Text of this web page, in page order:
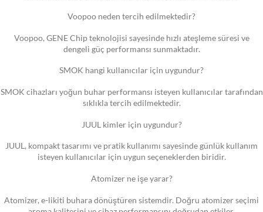
Voopoo neden tercih edilmektedir?
Voopoo, GENE Chip teknolojisi sayesinde hızlı ateşleme süresi ve
dengeli güç performansı sunmaktadır.
SMOK hangi kullanıcılar için uygundur?
SMOK cihazları yoğun buhar performansı isteyen kullanıcılar tarafından
sıklıkla tercih edilmektedir.
JUUL kimler için uygundur?
JUUL, kompakt tasarımı ve pratik kullanımı sayesinde günlük kullanım
isteyen kullanıcılar için uygun seçeneklerden biridir.
Atomizer ne işe yarar?
Atomizer, e-likiti buhara dönüştüren sistemdir. Doğru atomizer seçimi